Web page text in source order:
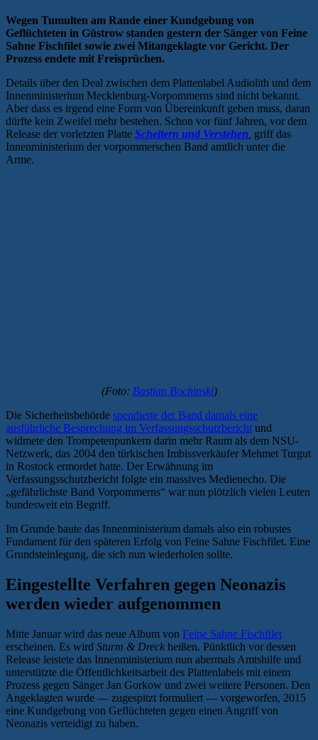
Wegen Tumulten am Rande einer Kundgebung von
Geflüchteten in Güstrow standen gestern der Sänger von Feine
Sahne Fischfilet sowie zwei Mitangeklagte vor Gericht. Der
Prozess endete mit Freisprüchen.
Details über den Deal zwischen dem Plattenlabel Audiolith und dem
Innenministerium Mecklenburg-Vorpommerns sind nicht bekannt.
Aber dass es irgend eine Form von Übereinkunft geben muss, daran
dürfte kein Zweifel mehr bestehen. Schon vor fünf Jahren, vor dem
Release der vorletzten Platte Scheitern und Verstehen griff das
Innenministerium der vorpommerschen Band amtlich unter die
Arme.
(Foto: Bastian Bochinski)
Die Sicherheitsbehörde spendierte der Band damals eine
ausführliche Besprechung im Verfassungsschutzbericht und
widmete den Trompetenpunkern darin mehr Raum als dem NSU-
Netzwerk, das 2004 den türkischen Imbissverkäufer Mehmet Turgut
in Rostock ermordet hatte. Der Erwähnung im
Verfassungsschutzbericht folgte ein massives Medienecho. Die
„gefährlichste Band Vorpommerns“ war nun plötzlich vielen Leuten
bundesweit ein Begriff.
Im Grunde baute das Innenministerium damals also ein robustes
Fundament für den späteren Erfolg von Feine Sahne Fischfilet. Eine
Grundsteinlegung, die sich nun wiederholen sollte.
Eingestellte Verfahren gegen Neonazis
werden wieder aufgenommen
Mitte Januar wird das neue Album von Feine Sahne Fischfilet
erscheinen. Es wird Sturm & Dreck heißen. Pünktlich vor dessen
Release leistete das Innenministerium nun abermals Amtshilfe und
unterstützte die Öffentlichkeitsarbeit des Plattenlabels mit einem
Prozess gegen Sänger Jan Gorkow und zwei weitere Personen. Den
Angeklagten wurde — zugespitzt formuliert — vorgeworfen, 2015
eine Kundgebung von Geflüchteten gegen einen Angriff von
Neonazis verteidigt zu haben.